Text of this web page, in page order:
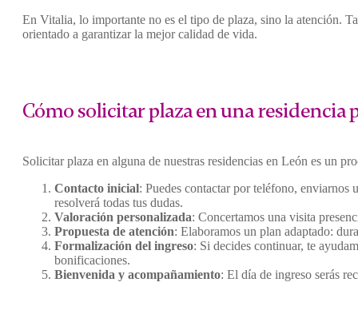
En Vitalia, lo importante no es el tipo de plaza, sino la atención.
orientado a garantizar la mejor calidad de vida.
Cómo solicitar plaza en una residencia
Solicitar plaza en alguna de nuestras residencias en León es un
Contacto inicial: Puedes contactar por teléfono,
resolverá todas tus dudas.
Valoración personalizada: Concertamos una visita
Propuesta de atención: Elaboramos un plan adaptado:
Formalización del ingreso: Si decides continuar, te
bonificaciones.
Bienvenida y acompañamiento: El día de ingreso serás